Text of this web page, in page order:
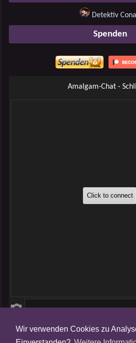
Wir verwenden Cookies zu
Detektiv
Spenden
Amalgam-Chat -